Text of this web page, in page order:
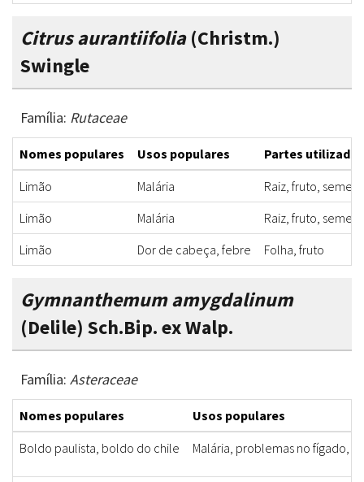
Citrus aurantiifolia(Christm.)
Swingle
Família: Rutaceae
Nomes populares Usos populares
Partes utilizadas
Limão
Malária
Raiz, fruto,
Limão
Malária
Raiz, fruto,
Limão
Dor de cabeça, febre Folha, fruto
Gymnanthemum amygdalinum
(Delile) Sch.Bip. ex Walp.
Família: Asteraceae
Nomes populares
Usos populares
Boldo paulista, boldo do chile
Malária, problemas no fígado,